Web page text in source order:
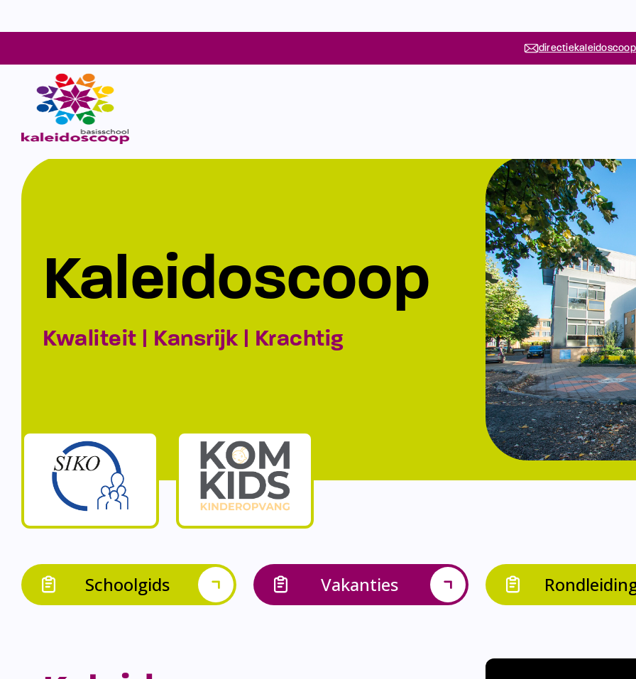
Kaleidoscoop
Kwaliteit | Kansrijk | Krachtig
Schoolgids Vakanties